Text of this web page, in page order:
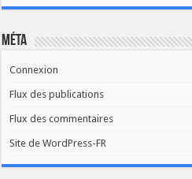
Méta
Connexion
Flux des publications
Flux des commentaires
Site de WordPress-FR